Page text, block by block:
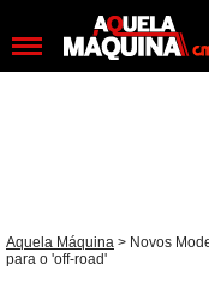
Aquela Máquina > Novos
para o 'off-road'